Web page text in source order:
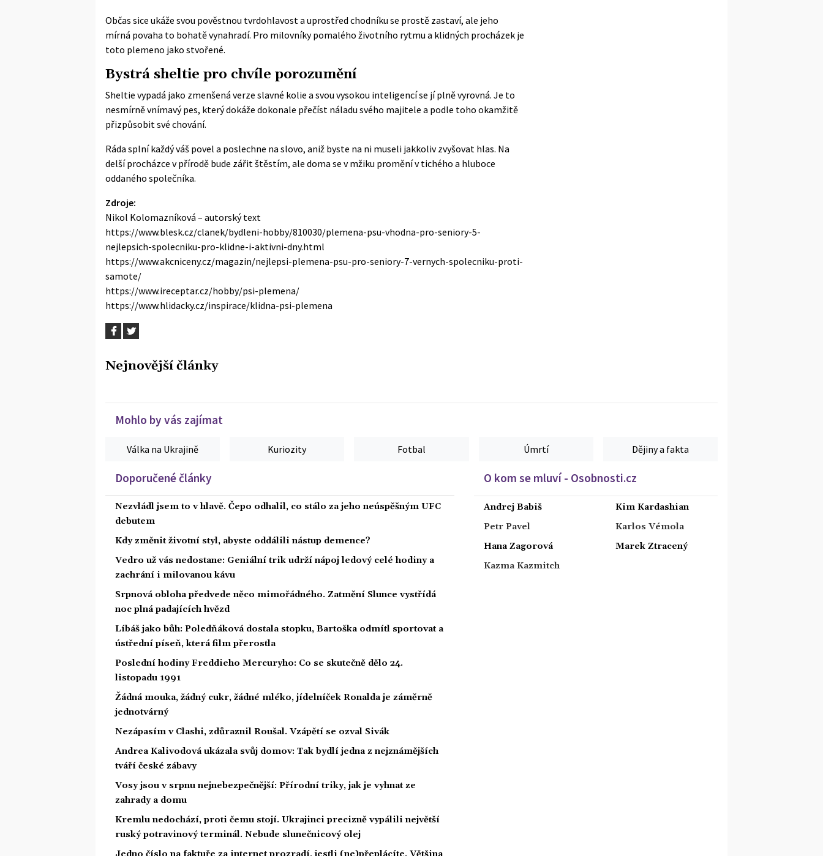
Občas sice ukáže svou pověstnou tvrdohlavost a uprostřed chodníku se prostě zastaví, ale jeho
mírná povaha to bohatě vynahradí. Pro milovníky pomalého životního rytmu a klidných procházek je
toto plemeno jako stvořené.
Bystrá sheltie pro chvíle porozumění
Sheltie vypadá jako zmenšená verze slavné kolie a svou vysokou inteligencí se jí plně vyrovná. Je to
nesmírně vnímavý pes, který dokáže dokonale přečíst náladu svého majitele a podle toho okamžitě
přizpůsobit své chování.
Ráda splní každý váš povel a poslechne na slovo, aniž byste na ni museli jakkoliv zvyšovat hlas. Na
delší procházce v přírodě bude zářit štěstím, ale doma se v mžiku promění v tichého a hluboce
oddaného společníka.
Zdroje:
Nikol Kolomazníková – autorský text
https://www.blesk.cz/clanek/bydleni-hobby/810030/plemena-psu-vhodna-pro-seniory-5-
nejlepsich-spolecniku-pro-klidne-i-aktivni-dny.html
https://www.akcniceny.cz/magazin/nejlepsi-plemena-psu-pro-seniory-7-vernych-spolecniku-proti-
samote/
https://www.ireceptar.cz/hobby/psi-plemena/
https://www.hlidacky.cz/inspirace/klidna-psi-plemena
Nejnovější články
Mohlo by vás zajímat
Válka na Ukrajině Kuriozity Fotbal Úmrtí Dějiny a fakta
Doporučené články
Nezvládl jsem to v hlavě. Čepo odhalil, co stálo za jeho neúspěšným UFC
debutem
Kdy změnit životní styl, abyste oddálili nástup demence?
Vedro už vás nedostane: Geniální trik udrží nápoj ledový celé hodiny a
zachrání i milovanou kávu
Srpnová obloha předvede něco mimořádného. Zatmění Slunce vystřídá
noc plná padajících hvězd
Líbáš jako bůh: Poledňáková dostala stopku, Bartoška odmítl sportovat a
ústřední píseň, která film přerostla
Poslední hodiny Freddieho Mercuryho: Co se skutečně dělo 24.
listopadu 1991
Žádná mouka, žádný cukr, žádné mléko, jídelníček Ronalda je záměrně
jednotvárný
Nezápasím v Clashi, zdůraznil Roušal. Vzápětí se ozval Sivák
Andrea Kalivodová ukázala svůj domov: Tak bydlí jedna z nejznámějších
tváří české zábavy
Vosy jsou v srpnu nejnebezpečnější: Přírodní triky, jak je vyhnat ze
zahrady a domu
Kremlu nedochází, proti čemu stojí. Ukrajinci precizně vypálili největší
ruský potravinový terminál. Nebude slunečnicový olej
O kom se mluví - Osobnosti.cz
Andrej Babiš
Petr Pavel
Hana Zagorová
Kazma Kazmitch
Kim Kardashian
Karlos Vémola
Marek Ztracený